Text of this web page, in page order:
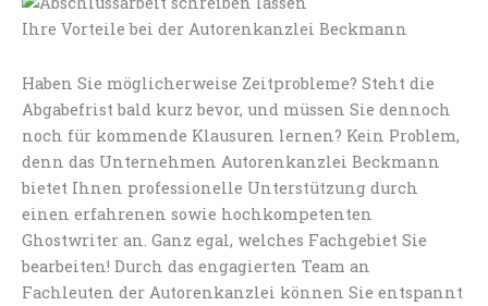
Ihre Vorteile bei der Autorenkanzlei Beckmann
Haben Sie möglicherweise Zeitprobleme? Steht die
Abgabefrist bald kurz bevor, und müssen Sie dennoch
noch für kommende Klausuren lernen? Kein Problem,
denn das Unternehmen Autorenkanzlei Beckmann
bietet Ihnen professionelle Unterstützung durch
einen erfahrenen sowie hochkompetenten
Ghostwriter an. Ganz egal, welches Fachgebiet Sie
bearbeiten! Durch das engagierten Team an
Fachleuten der Autorenkanzlei können Sie entspannt